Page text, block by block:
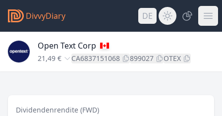
DivvyDiary DE
Open Text Corp
21,49 € CA6837151068 899027 OTEX
Dividendenrendite (FWD)